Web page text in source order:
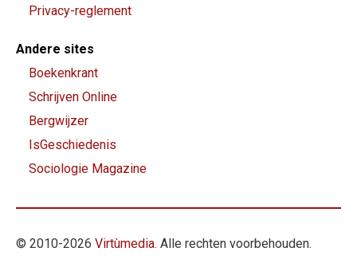
Privacy-reglement
Andere sites
Boekenkrant
Schrijven Online
Bergwijzer
IsGeschiedenis
Sociologie Magazine
© 2010-2026 Virtùmedia. Alle rechten voorbehouden.